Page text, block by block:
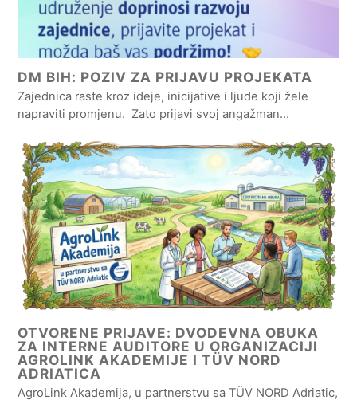
DM BIH: POZIV ZA PRIJAVU PROJEKATA
Zajednica raste kroz ideje, inicijative i ljude koji žele
napraviti promjenu. Zato prijavi svoj angažman…
OTVORENE PRIJAVE: DVODEVNA OBUKA
ZA INTERNE AUDITORE U ORGANIZACIJI
AGROLINK AKADEMIJE I TÜV NORD
ADRIATICA
AgroLink Akademija, u partnerstvu sa TÜV NORD Adriatic,